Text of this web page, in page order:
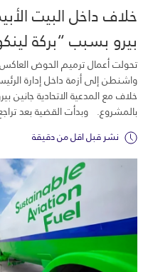
خلاف داخل البيت
بيرو بسبب “بركة
تحولت أعمال ترميم الحوض
واشنطن إلى أزمة داخل إدارة
خلاف مع المدعية الاتحادية
بالمشروع. وبدأت القضية بعد
نشر قبل اقل من دقيقة